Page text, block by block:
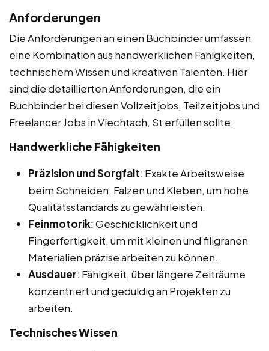
Anforderungen
Die Anforderungen an einen Buchbinder umfassen
eine Kombination aus handwerklichen Fähigkeiten,
technischem Wissen und kreativen Talenten. Hier
sind die detaillierten Anforderungen, die ein
Buchbinder bei diesen Vollzeitjobs, Teilzeitjobs und
Freelancer Jobs in Viechtach, St erfüllen sollte:
Handwerkliche Fähigkeiten
Präzision und Sorgfalt: Exakte Arbeitsweise
beim Schneiden, Falzen und Kleben, um hohe
Qualitätsstandards zu gewährleisten.
Feinmotorik: Geschicklichkeit und
Fingerfertigkeit, um mit kleinen und filigranen
Materialien präzise arbeiten zu können.
Ausdauer: Fähigkeit, über längere Zeiträume
konzentriert und geduldig an Projekten zu
arbeiten.
Technisches Wissen